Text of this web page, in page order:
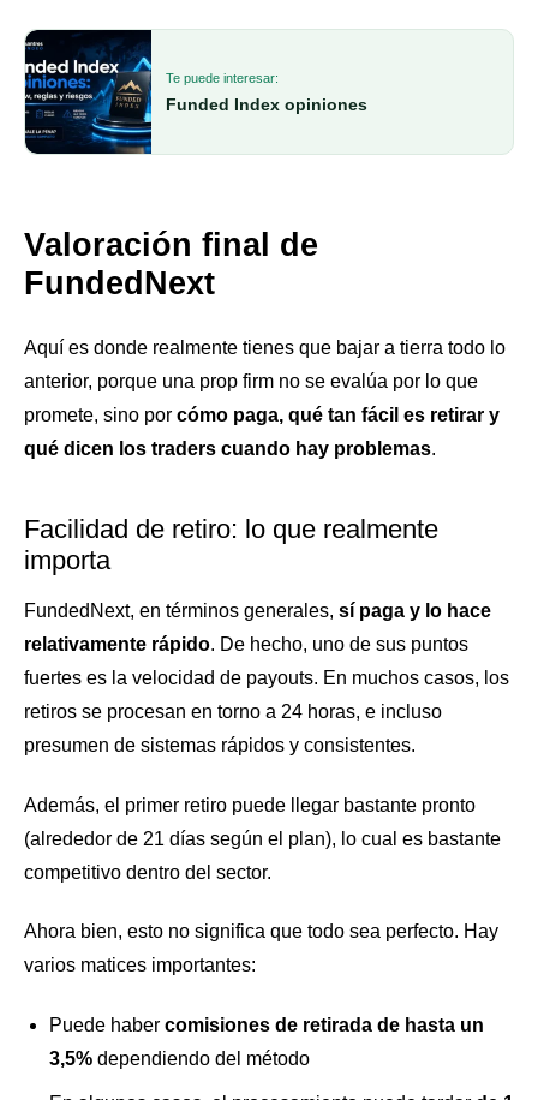
Te puede interesar:
Funded Index opiniones
Valoración final de
FundedNext
Aquí es donde realmente tienes que bajar a tierra todo lo
anterior, porque una prop firm no se evalúa por lo que
promete, sino por cómo paga, qué tan fácil es retirar y
qué dicen los traders cuando hay problemas.
Facilidad de retiro: lo que realmente
importa
FundedNext, en términos generales, sí paga y lo hace
relativamente rápido. De hecho, uno de sus puntos
fuertes es la velocidad de payouts. En muchos casos, los
retiros se procesan en torno a 24 horas, e incluso
presumen de sistemas rápidos y consistentes.
Además, el primer retiro puede llegar bastante pronto
(alrededor de 21 días según el plan), lo cual es bastante
competitivo dentro del sector.
Ahora bien, esto no significa que todo sea perfecto. Hay
varios matices importantes:
Puede haber comisiones de retirada de hasta un
3,5%dependiendo del método